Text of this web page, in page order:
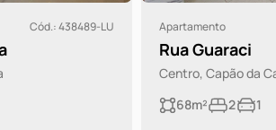
Cód.: 438489-LU Apartamento
Rua Guaraci
Centro, Capão da
68m²
2 1